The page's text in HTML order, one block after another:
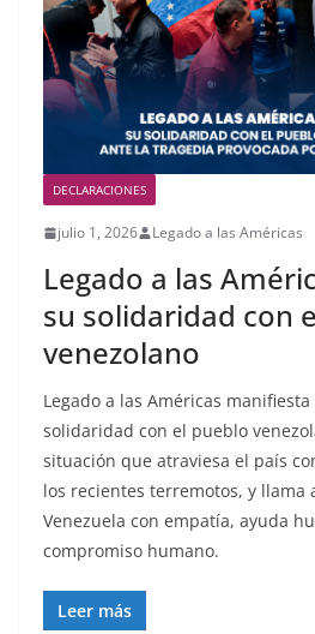
DECLARACIONES
julio 1, 2026 Legado a las Américas
Legado a las
su solidaridad con
venezolano
Legado a las Américas
solidaridad con el pueblo
situación que atraviesa el país
los recientes terremotos, y llama
Venezuela con empatía, ayuda
compromiso humano.
Leer más